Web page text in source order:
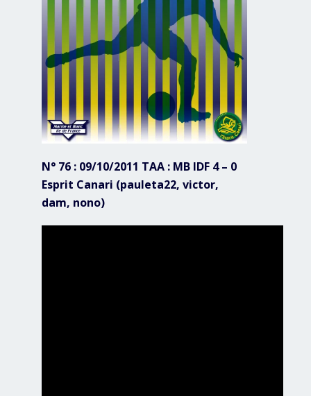
N° 76 : 09/10/2011 TAA : MB IDF 4 – 0
Esprit Canari (pauleta22, victor,
dam, nono)